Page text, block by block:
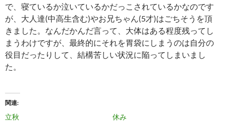
で、寝ているか泣いているかだっこされているかなのです
が、大人達(中高生含む)やお兄ちゃん(5才)はごちそうを頂
きました。なんだかんだ言って、大体はある程度残ってし
まうわけですが、最終的にそれを胃袋にしまうのは自分の
役目だったりして、結構苦しい状況に陥ってしまいまし
た。
関連
立秋
休み